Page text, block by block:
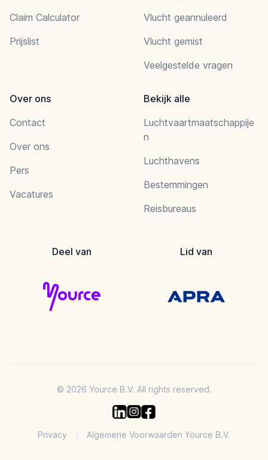
Claim Calculator
Prijslist
Vlucht geannuleerd
Vlucht gemist
Veelgestelde vragen
Over ons
Contact
Over ons
Pers
Vacatures
Bekijk alle
Luchtvaartmaatschappije
n
Luchthavens
Bestemmingen
Reisbureaus
Deel van Lid van
© 2026 Yource B.V. All rights reserved.
Privacy Algemene Voorwaarden Yource B.V.